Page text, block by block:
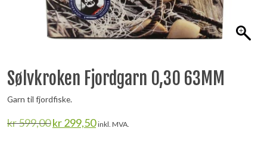
Sølvkroken Fjordgarn 0,30 63MM
Garn til fjordfiske.
kr599,00 Opprinnelig
kr299,50Nåværende
inkl. MVA.